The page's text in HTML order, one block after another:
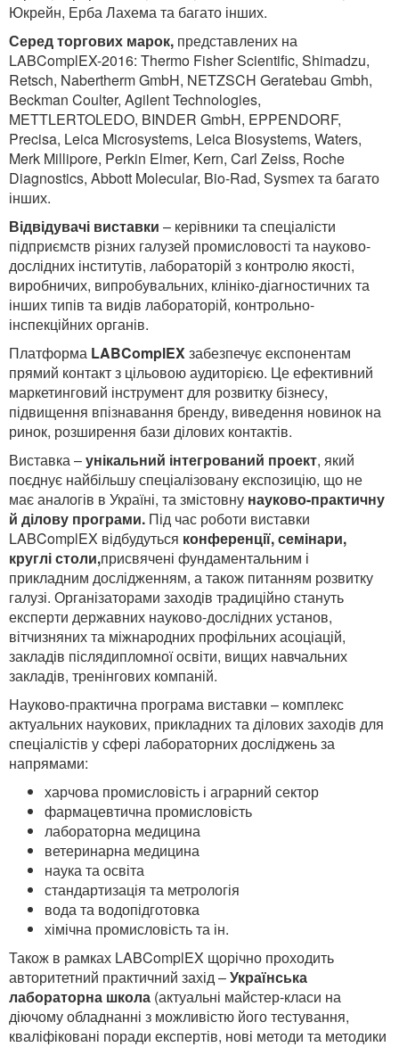
Юкрейн, Ерба Лахема та багато інших.
Серед торгових марок, представлених на
LABComplEX-2016: Thermo Fisher Scientific, Shimadzu,
Retsch, Nabertherm GmbH, NETZSCH Geratebau Gmbh,
Beckman Coulter, Agilent Technologies,
METTLERTOLEDO, BINDER GmbH, EPPENDORF,
Precisa, Leica Microsystems, Leica Biosystems, Waters,
Merk Millipore, Perkin Elmer, Kern, Carl Zeiss, Roche
Diagnostics, Abbott Molecular, Bio-Rad, Sysmex та багато
інших.
Відвідувачі виставки – керівники та спеціалісти
підприємств різних галузей промисловості та науково-
дослідних інститутів, лабораторій з контролю якості,
виробничих, випробувальних, клініко-діагностичних та
інших типів та видів лабораторій, контрольно-
інспекційних органів.
Платформа LABComplEXзабезпечує експонентам
прямий контакт з цільовою аудиторією. Це ефективний
маркетинговий інструмент для розвитку бізнесу,
підвищення впізнавання бренду, виведення новинок на
ринок, розширення бази ділових контактів.
Виставка –унікальний інтегрований проект, який
поєднує найбільшу спеціалізовану експозицію, що не
має аналогів в Україні, та змістовну науково-практичну
й ділову програми. Під час роботи виставки
LABComplEX відбудуться конференції, семінари,
круглі столи,присвячені фундаментальним і
прикладним дослідженням, а також питанням розвитку
галузі. Організаторами заходів традиційно стануть
експерти державних науково-дослідних установ,
вітчизняних та міжнародних профільних асоціацій,
закладів післядипломної освіти, вищих навчальних
закладів, тренінгових компаній.
Науково-практична програма виставки – комплекс
актуальних наукових, прикладних та ділових заходів для
спеціалістів у сфері лабораторних досліджень за
напрямами:
харчова промисловість і аграрний сектор
фармацевтична промисловість
лабораторна медицина
ветеринарна медицина
наука та освіта
стандартизація та метрологія
вода та водопідготовка
хімічна промисловість та ін.
Також в рамках LABComplEX щорічно проходить
авторитетний практичний захід –Українська
лабораторна школа (актуальні майстер-класи на
діючому обладнанні з можливістю його тестування,
кваліфіковані поради експертів, нові методи та методики